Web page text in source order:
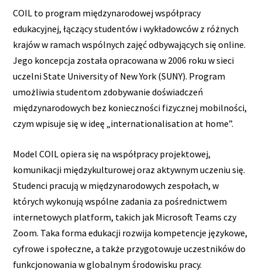
COIL to program międzynarodowej współpracy
edukacyjnej, łączący studentów i wykładowców z różnych
krajów w ramach wspólnych zajęć odbywających się online.
Jego koncepcja została opracowana w 2006 roku w sieci
uczelni State University of New York (SUNY). Program
umożliwia studentom zdobywanie doświadczeń
międzynarodowych bez konieczności fizycznej mobilności,
czym wpisuje się w ideę „internationalisation at home”.
Model COIL opiera się na współpracy projektowej,
komunikacji międzykulturowej oraz aktywnym uczeniu się.
Studenci pracują w międzynarodowych zespołach, w
których wykonują wspólne zadania za pośrednictwem
internetowych platform, takich jak Microsoft Teams czy
Zoom. Taka forma edukacji rozwija kompetencje językowe,
cyfrowe i społeczne, a także przygotowuje uczestników do
funkcjonowania w globalnym środowisku pracy.